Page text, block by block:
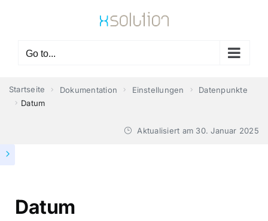
Go to...
Startseite Dokumentation Einstellungen
Datenpunkte
Datum
Aktualisiert am 30. Januar 2025
Datum